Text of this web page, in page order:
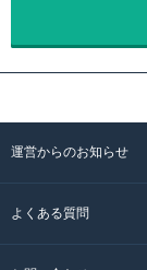
運営からのお知らせ
よくある質問